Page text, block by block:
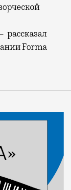
рассказал
Forma